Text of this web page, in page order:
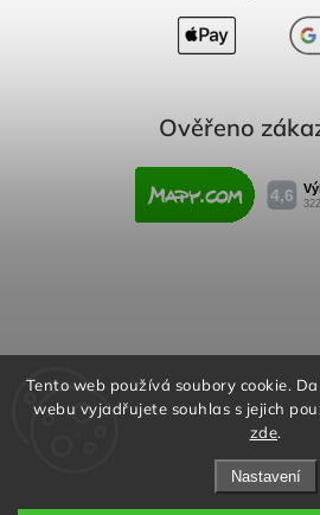
Tento web používá soubory cookie.
webu vyjadřujete souhlas s jejich
zde.
Nastavení
Ověřeno
Obchodní podmínky
Podmínky ochrany